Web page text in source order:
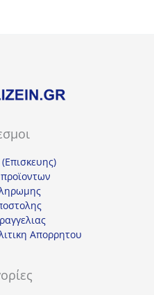
Απορρητου